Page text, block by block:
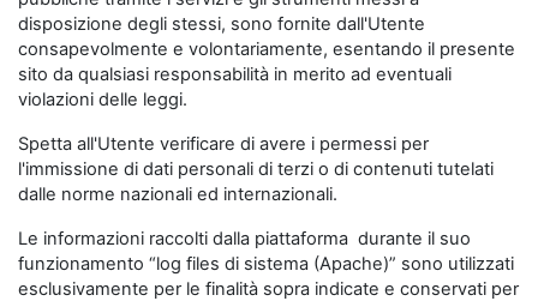
disposizione degli stessi, sono fornite dall'Utente
consapevolmente e volontariamente, esentando il presente
sito da qualsiasi responsabilità in merito ad eventuali
violazioni delle leggi.
Spetta all'Utente verificare di avere i permessi per
l'immissione di dati personali di terzi o di contenuti tutelati
dalle norme nazionali ed internazionali.
Le informazioni raccolti dalla piattaforma durante il suo
funzionamento “log files di sistema (Apache)” sono utilizzati
esclusivamente per le finalità sopra indicate e conservati per